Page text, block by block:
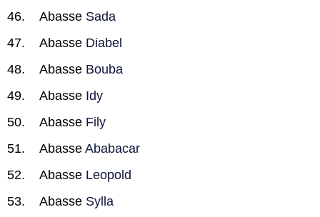
Abasse Sada
Abasse Diabel
Abasse Bouba
Abasse Idy
Abasse Fily
Abasse Ababacar
Abasse Leopold
Abasse Sylla